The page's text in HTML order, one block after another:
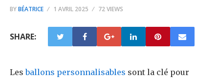
BYBÉATRICE 1 AVRIL 2025 72 VIEWS
SHARE:
Lesballons personnalisables sont la clé pour